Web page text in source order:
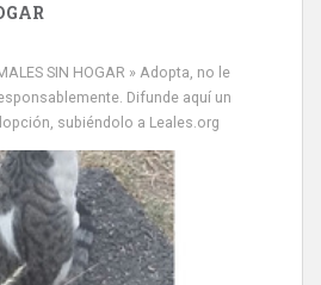
SIN HOGAR » Adopta, no le
Difunde aquí un
subiéndolo a Leales.org